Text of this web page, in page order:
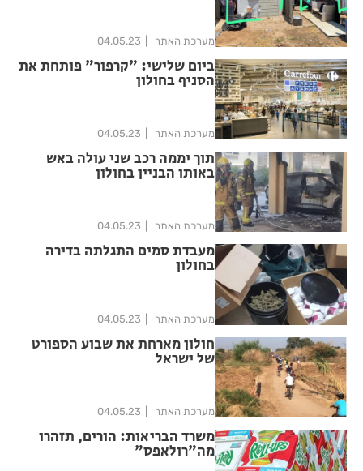
מערכת האתר 04.05.23
ביום שלישי: "קרפור" פותחת את
הסניף בחולון
מערכת האתר 04.05.23
תוך יממה רכב שני עולה באש
באותו הבניין בחולון
מערכת האתר 04.05.23
מעבדת סמים התגלתה בדירה
בחולון
מערכת האתר 04.05.23
חולון מארחת את שבוע הספורט
של ישראל
מערכת האתר 04.05.23
משרד הבריאות: הורים, תזהרו
מה"רולאפס"